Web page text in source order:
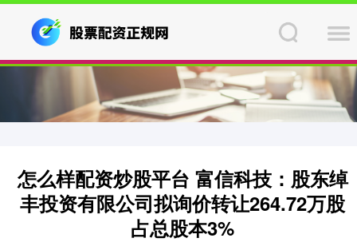
怎么样配资炒股平台 富信科技：股东绰
丰投资有限公司拟询价转让264.72万股
占总股本3%